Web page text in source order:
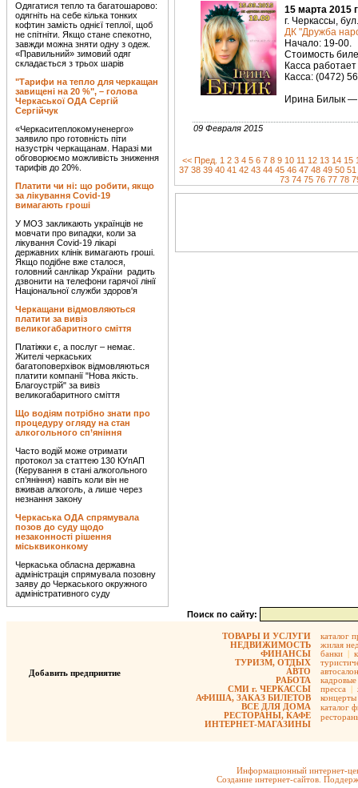
Одягатися тепло та багатошарово:
одягніть на себе кілька тонких
кофтин замість однієї теплої, щоб
не спітніти. Якщо стане спекотно,
завжди можна зняти одну з одеж.
«Правильний» зимовий одяг
складається з трьох шарів
"Тарифи на тепло для черкащан
завищені на 20 %", – голова
Черкаської ОДА Сергій
Сергійчук
«Черкаситеплокомуненерго»
заявило про готовність піти
назустріч черкащанам. Наразі ми
обговорюємо можливість зниження
тарифів до 20%.
Платити чи ні: що робити, якщо
за лікування Covid-19
вимагають гроші
У МОЗ закликають українців не
мовчати про випадки, коли за
лікування Covid-19 лікарі
державних клінік вимагають гроші.
Якщо подібне вже сталося,
головний санлікар України радить
дзвонити на телефони гарячої лінії
Національної служби здоров'я
Черкащани відмовляються
платити за вивіз
великогабаритного сміття
Платіжки є, а послуг – немає.
Жителі черкаських
багатоповерхівок відмовляються
платити компанії "Нова якість.
Благоустрій" за вивіз
великогабаритного сміття
Що водіям потрібно знати про
процедуру огляду на стан
алкогольного сп’яніння
Часто водій може отримати
протокол за статтею 130 КУпАП
(Керування в стані алкогольного
сп’яніння) навіть коли він не
вживав алкоголь, а лише через
незнання закону
Черкаська ОДА спрямувала
позов до суду щодо
незаконності рішення
міськвиконкому
Черкаська обласна державна
адміністрація спрямувала позовну
заяву до Черкаського окружного
адміністративного суду
15 марта 2015
г. Черкассы,
ДК "Дружба
Начало: 19-00.
Стоимость
Касса
Касса: (0472)
Ирина Билык —
09 Февраля 2015
<< Пред. 1 2 3 4 5 6 7 8 9 10 11 12 13 14 15
37 38 39 40 41 42 43 44 45 46 47 48 49 50 51
73 74 75 76 77 78
Поиск по сайту:
Добавить предприятие
ТОВАРЫ И УСЛУГИ
НЕДВИЖИМОСТЬ
ФИНАНСЫ
ТУРИЗМ, ОТДЫХ
АВТО
РАБОТА
СМИ г. ЧЕРКАССЫ
АФИША, ЗАКАЗ БИЛЕТОВ
ВСЕ ДЛЯ ДОМА
РЕСТОРАНЫ, КАФЕ
ИНТЕРНЕТ-МАГАЗИНЫ
каталог
жилая
банки |
кадровые
пресса |
концерты
каталог
Информационный интернет-
Создание интернет-сайтов.